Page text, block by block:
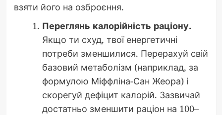
взяти його на озброєння.
Переглянь калорійність раціону.
Якщо ти схуд, твої енергетичні
потреби зменшилися. Перерахуй свій
базовий метаболізм (наприклад, за
формулою Міффліна-Сан Жеора) і
скорегуй дефіцит калорій. Зазвичай
достатньо зменшити раціон на 100–